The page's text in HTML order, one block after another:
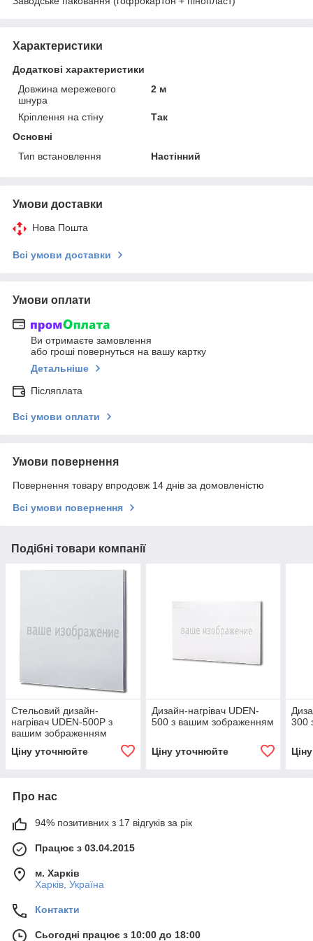
Характеристики
Додаткові характеристики
Довжина мережевого
шнура
2 м
Кріплення на стіну
Так
Основні
Тип встановлення
Настінний
Умови доставки
Нова Пошта
Всі умови доставки
Умови оплати
Ви отримаєте замовлення
або гроші повернуться на вашу картку
Детальніше
Післяплата
Всі умови оплати
Умови повернення
Повернення товару впродовж 14 днів за домовленістю
Всі умови повернення
Подібні товари компанії
Стельовий дизайн-
нагрівач UDEN-500P з
вашим зображенням
Ціну уточнюйте
Дизайн-нагрівач UDEN-
500 з вашим зображенням
Ціну уточнюйте
300
Про нас
94% позитивних з 17 відгуків за рік
Працює з 03.04.2015
м. Харків
Харків, Україна
Контакти
Сьогодні працює з 10:00 до 18:00